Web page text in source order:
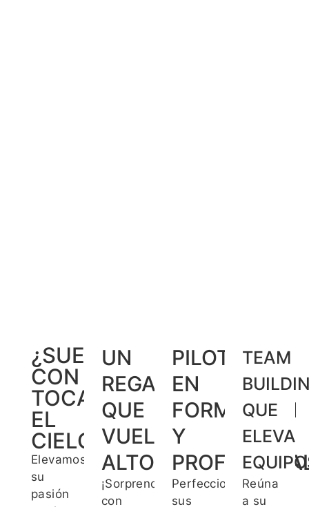
¿SUEÑA
CON
TOCAR
EL
CIELO?
Elevamos
su
pasión
UN
REGALO
QUE
VUELA
ALTO
¡Sorprenda
con
PILOTOS
EN
FORMACIÓN
Y
Perfeccione
sus
TEAM
QUE
ELEVA
Reúna
a su